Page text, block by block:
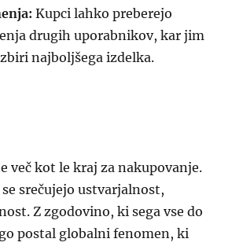
Kupci lahko preberejo
drugih uporabnikov, kar jim
najboljšega izdelka.
več kot le kraj za nakupovanje.
srečujejo ustvarjalnost,
Z zgodovino, ki sega vse do
postal globalni fenomen, ki